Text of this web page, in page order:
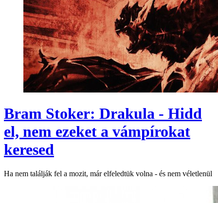
Bram Stoker: Drakula - Hidd
el, nem ezeket a vámpírokat
keresed
Ha nem találják fel a mozit, már elfeledtük volna - és nem véletlenül